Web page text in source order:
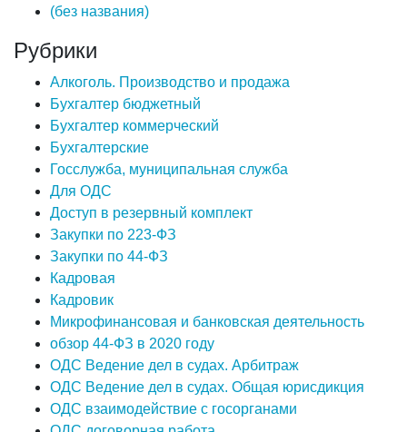
(без названия)
Рубрики
Алкоголь. Производство и продажа
Бухгалтер бюджетный
Бухгалтер коммерческий
Бухгалтерские
Госслужба, муниципальная служба
Для ОДС
Доступ в резервный комплект
Закупки по 223-ФЗ
Закупки по 44-ФЗ
Кадровая
Кадровик
Микрофинансовая и банковская деятельность
обзор 44-ФЗ в 2020 году
ОДС Ведение дел в судах. Арбитраж
ОДС Ведение дел в судах. Общая юрисдикция
ОДС взаимодействие с госорганами